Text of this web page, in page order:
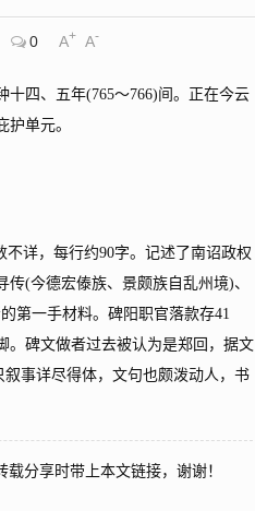
0 A+ A-
四、五年(765～766)间。正在今云
单元。
详，每行约90字。记述了南诏政权
(今德宏傣族、景颇族自乱州境)、
第一手材料。碑阳职官落款存41
。碑文做者过去被认为是郑回，据文
事详尽得体，文句也颇泼动人，书
分享时带上本文链接，谢谢！